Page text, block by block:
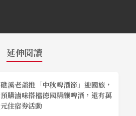
延伸閱讀
礁溪老爺推「中秋啤酒節」迎國旅，
預購滷味搭檔德國精釀啤酒，還有萬
元住宿券活動